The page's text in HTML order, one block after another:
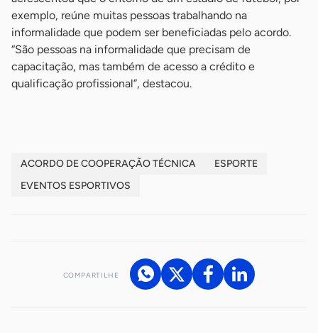
exemplo, reúne muitas pessoas trabalhando na
informalidade que podem ser beneficiadas pelo acordo.
“São pessoas na informalidade que precisam de
capacitação, mas também de acesso a crédito e
qualificação profissional”, destacou.
ACORDO DE COOPERAÇÃO TÉCNICA
ESPORTE
EVENTOS ESPORTIVOS
COMPARTILHE